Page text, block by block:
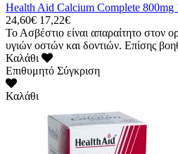
Health Aid Calcium Complete 800mg
24,60€ 17,22€
Το Ασβέστιο είναι απαραίτητο στον
υγιών οστών και δοντιών. Επίσης
Καλάθι
Επιθυμητό Σύγκριση
Καλάθι